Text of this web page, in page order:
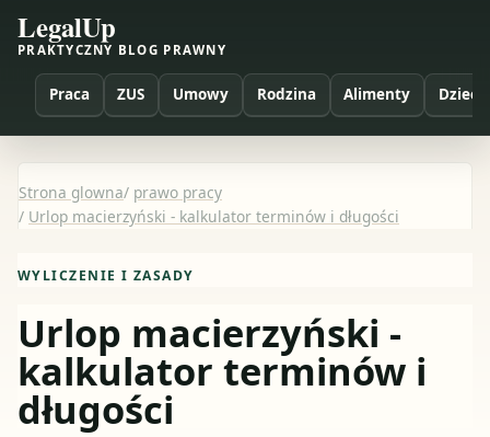
LegalUp
PRAKTYCZNY BLOG PRAWNY
Praca ZUS Umowy Rodzina Alimenty Dzieci
Strona glowna/ prawo pracy
/ Urlop macierzyński - kalkulator terminów i długości
WYLICZENIE I ZASADY
Urlop macierzyński -
kalkulator terminów i
długości